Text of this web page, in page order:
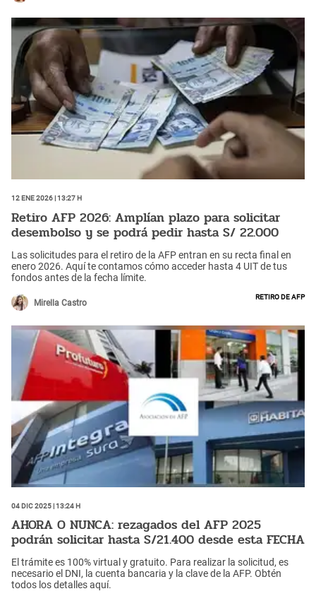
12 Ene 2026 | 13:27 h
Retiro AFP 2026: Amplían plazo para solicitar
desembolso y se podrá pedir hasta S/ 22.000
Las solicitudes para el retiro de la AFP entran en su recta final en
enero 2026. Aquí te contamos cómo acceder hasta 4 UIT de tus
fondos antes de la fecha límite.
Mirella Castro
Retiro de AFP
04 Dic 2025 | 13:24 h
AHORA O NUNCA: rezagados del AFP 2025
podrán solicitar hasta S/21.400 desde esta FECHA
El trámite es 100% virtual y gratuito. Para realizar la solicitud, es
necesario el DNI, la cuenta bancaria y la clave de la AFP. Obtén
todos los detalles aquí.